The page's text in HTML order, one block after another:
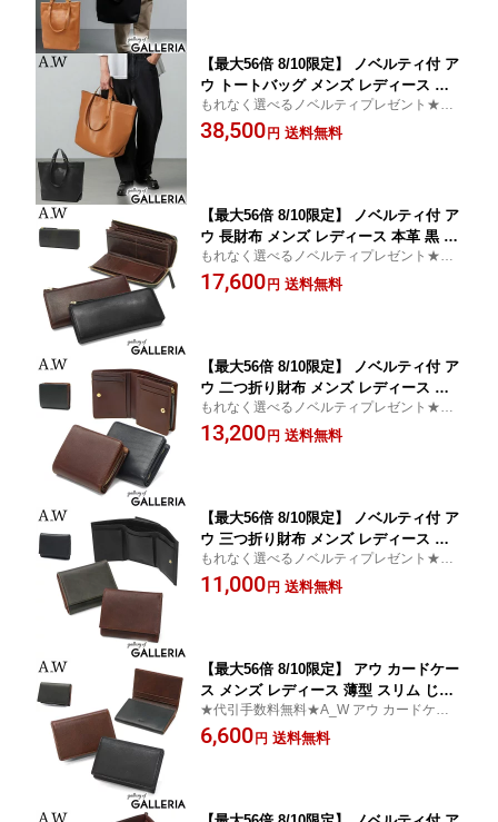
【最大56倍 8/10限定】 ノベルティ付 ア
ウ トートバッグ メンズ レディース 大
きめ 大容量 A4 B4 A_W 本革 革 牛革 レ
ザー ブランド カジュアル 通勤 手持ち
もれなく選べるノベルティプレゼント★代
引手数料無料★A_W アウ トートバッグ レ
ザートートバッグ お洒落
38,500円 送料無料
【最大56倍 8/10限定】 ノベルティ付 ア
ウ 長財布 メンズ レディース 本革 黒 A_
W 財布 革 レザー 小銭入れ ファスナー
大容量 シンプル Lobb LONG PURSE A
もれなく選べるノベルティプレゼント★代
引手数料無料★A_W アウ 長財布
17,600円 送料無料
【最大56倍 8/10限定】 ノベルティ付 ア
ウ 二つ折り財布 メンズ レディース ブ
ランド 札 小銭 A_W 財布 本革 革 レザ
ー 小銭入れ ファスナー シンプル 黒 Lo
もれなく選べるノベルティプレゼント★代
引手数料無料★A_W アウ 二つ折り財布
13,200円 送料無料
【最大56倍 8/10限定】 ノベルティ付 ア
ウ 三つ折り財布 メンズ レディース ブ
ランド 札 小銭 A_W 財布 本革 革 レザ
ー 小銭入れ box型小銭入れ シンプル 黒
もれなく選べるノベルティプレゼント★代
引手数料無料★A_W アウ 三つ折り財布
11,000円 送料無料
【最大56倍 8/10限定】 アウ カードケー
ス メンズ レディース 薄型 スリム じゃ
ばら A_W ブランド 革 本革 レザー 名刺
入れ カード入れ ケース カード シンプ
★代引手数料無料★A_W アウ カードケース
カード収納 無地 おしゃれ レザーケース
6,600円 送料無料